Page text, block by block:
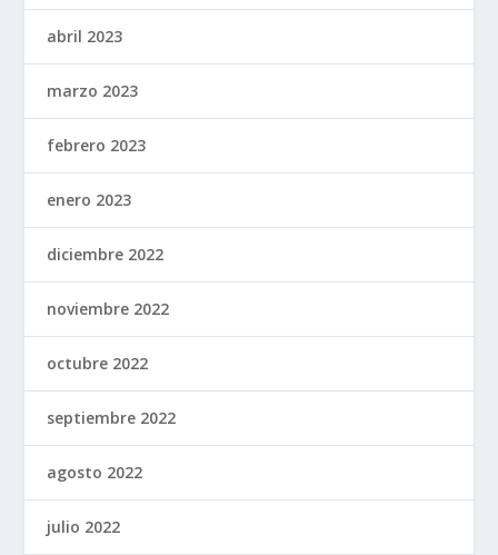
abril 2023
marzo 2023
febrero 2023
enero 2023
diciembre 2022
noviembre 2022
octubre 2022
septiembre 2022
agosto 2022
julio 2022